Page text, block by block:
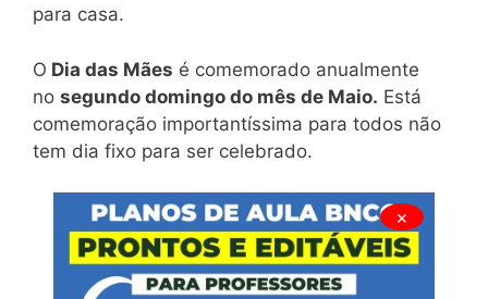
para casa.
O Dia das Mães é comemorado anualmente
no segundo domingo do mês de Maio. Está
comemoração importantíssima para todos não
tem dia fixo para ser celebrado.
×